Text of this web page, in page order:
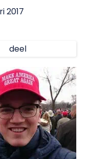
2017
deel